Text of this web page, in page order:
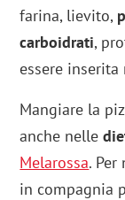
farina, lievito,
carboidrati,
essere
Mangiare la
anche nelle
Melarossa.
in compagnia